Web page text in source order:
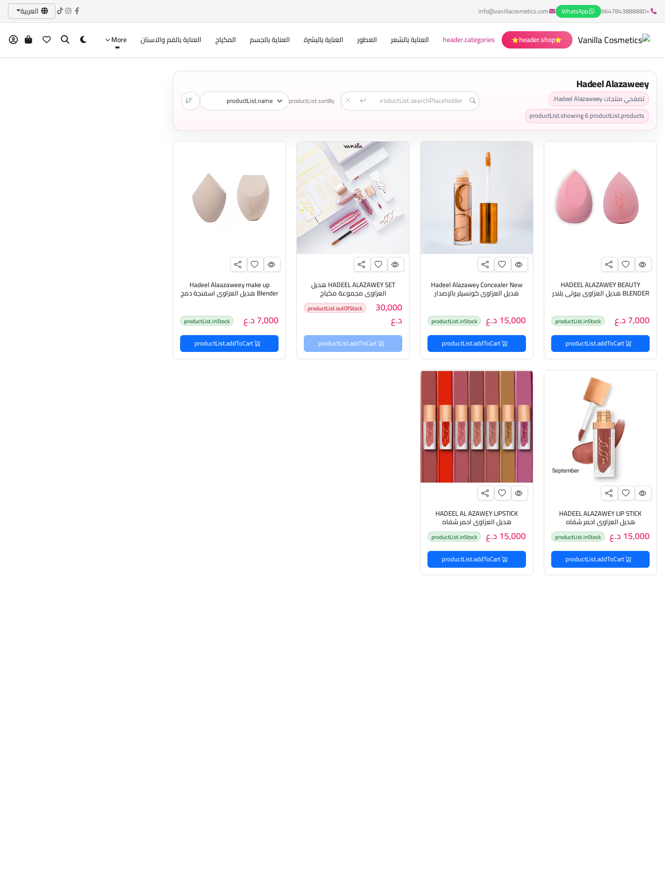
+9647843888880
WhatsApp
info@vanillacosmetics.com العربية
header.shop
header.categories العناية بالشعر العطور العناية بالبشرة العناية بالجسم المكياج العناية بالفم والاسنان More
Hadeel Alazaweey
تصفحي منتجات Hadeel Alazaweey.
productList.showing6productList.products
productList.sortBy
HADEEL ALAZAWEY BEAUTY
BLENDER هديل العزاوي بيوتي بلندر
7,000 د.ع productList.inStock
productList.addToCart
Hadeel Alazawey Concealer New
هديل العزاوي كونسيلر بالإصدار
الجديد
15,000 د.ع productList.inStock
productList.addToCart
HADEEL ALAZAWEY SET هديل
العزاوي مجموعة مكياج
30,000
د.ع
productList.outOfStock
productList.addToCart
Hadeel Alaazaweey make up
Blender هديل العزاوي اسفنجة دمج
وتوزيع المكياج
7,000 د.ع productList.inStock
productList.addToCart
HADEEL ALAZAWEY LIP STICK
هديل العزاوي احمر شفاه
15,000 د.ع productList.inStock
productList.addToCart
HADEEL AL AZAWEY LIPSTICK
هديل العزاوي احمر شفاه
15,000 د.ع productList.inStock
productList.addToCart